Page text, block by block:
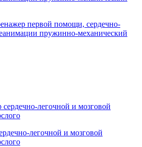
первой помощи, сердечно-
пружинно-механический
легочной и мозговой